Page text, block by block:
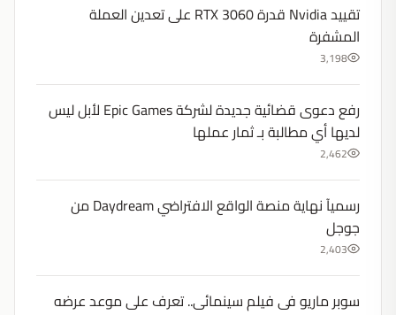
تقييد Nvidia قدرة RTX 3060 على تعدين العملة
المشفرة
3,198
رفع دعوى قضائية جديدة لشركة Epic Games لأبل ليس
لديها أي مطالبة بـ ثمار عملها
2,462
رسميآ نهاية منصة الواقع الافتراضي Daydream من
جوجل
2,403
سوبر ماريو فى فيلم سينمائى.. تعرف على موعد عرضه